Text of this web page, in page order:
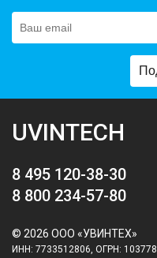
UVINTECH
8 495 120-38-30
8 800 234-57-80
© 2026 ООО «УВИНТЕХ»
ИНН: 7733512806, ОГРН: